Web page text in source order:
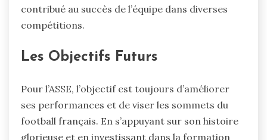
contribué au succès de l’équipe dans diverses
compétitions.
Les Objectifs Futurs
Pour l’ASSE, l’objectif est toujours d’améliorer
ses performances et de viser les sommets du
football français. En s’appuyant sur son histoire
glorieuse et en investissant dans la formation